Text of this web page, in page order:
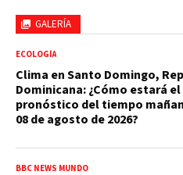
GALERÍA
ECOLOGÍA
Clima en Santo Domingo,
Dominicana: ¿Cómo estará el
pronóstico del tiempo
08 de agosto de 2026?
BBC NEWS MUNDO